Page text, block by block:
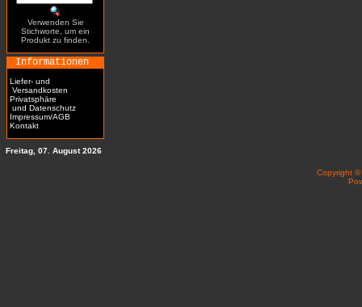
Verwenden Sie
Stichworte, um ein
Produkt zu finden.
Informationen
Liefer- und
Versandkosten
Privatsphäre
und Datenschutz
Impressum/AGB
Kontakt
Freitag, 07. August 2026
Copyright